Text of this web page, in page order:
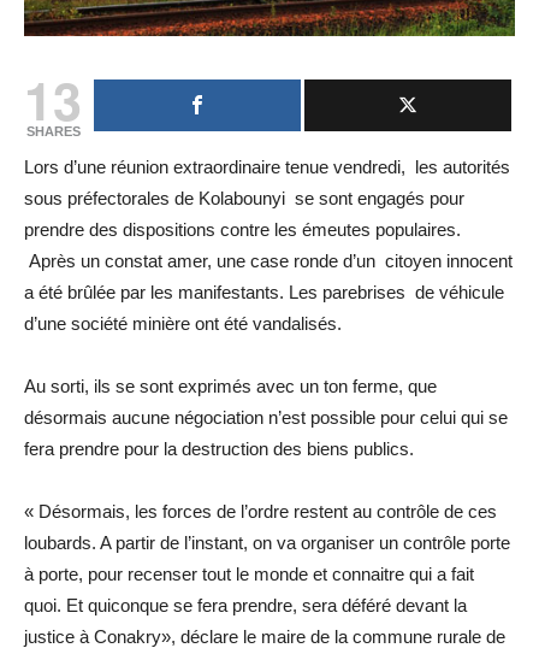
13
SHARES
Lors d’une réunion extraordinaire tenue vendredi, les autorités
sous préfectorales de Kolabounyi se sont engagés pour
prendre des dispositions contre les émeutes populaires.
Après un constat amer, une case ronde d’un citoyen innocent
a été brûlée par les manifestants. Les parebrises de véhicule
d’une société minière ont été vandalisés.
Au sorti, ils se sont exprimés avec un ton ferme, que
désormais aucune négociation n’est possible pour celui qui se
fera prendre pour la destruction des biens publics.
« Désormais, les forces de l’ordre restent au contrôle de ces
loubards. A partir de l’instant, on va organiser un contrôle porte
à porte, pour recenser tout le monde et connaitre qui a fait
quoi. Et quiconque se fera prendre, sera déféré devant la
justice à Conakry», déclare le maire de la commune rurale de